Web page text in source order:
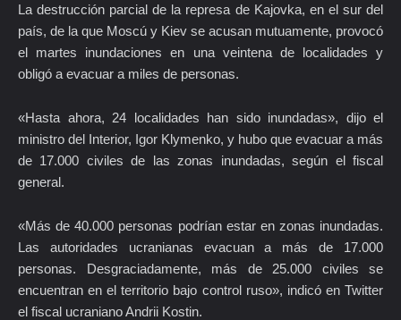
La destrucción parcial de la represa de Kajovka, en el sur del
país, de la que Moscú y Kiev se acusan mutuamente, provocó
el martes inundaciones en una veintena de localidades y
obligó a evacuar a miles de personas.
«Hasta ahora, 24 localidades han sido inundadas», dijo el
ministro del Interior, Igor Klymenko, y hubo que evacuar a más
de 17.000 civiles de las zonas inundadas, según el fiscal
general.
«Más de 40.000 personas podrían estar en zonas inundadas.
Las autoridades ucranianas evacuan a más de 17.000
personas. Desgraciadamente, más de 25.000 civiles se
encuentran en el territorio bajo control ruso», indicó en Twitter
el fiscal ucraniano Andrii Kostin.